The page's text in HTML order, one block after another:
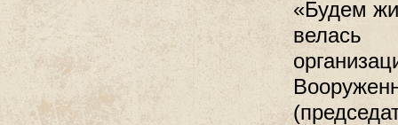
«Будем
велась